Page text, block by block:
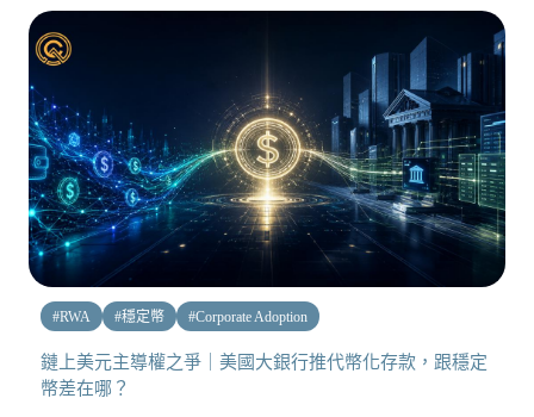
#RWA #穩定幣 #Corporate Adoption
鏈上美元主導權之爭｜美國大銀行推代幣化存款，跟穩定
幣差在哪？